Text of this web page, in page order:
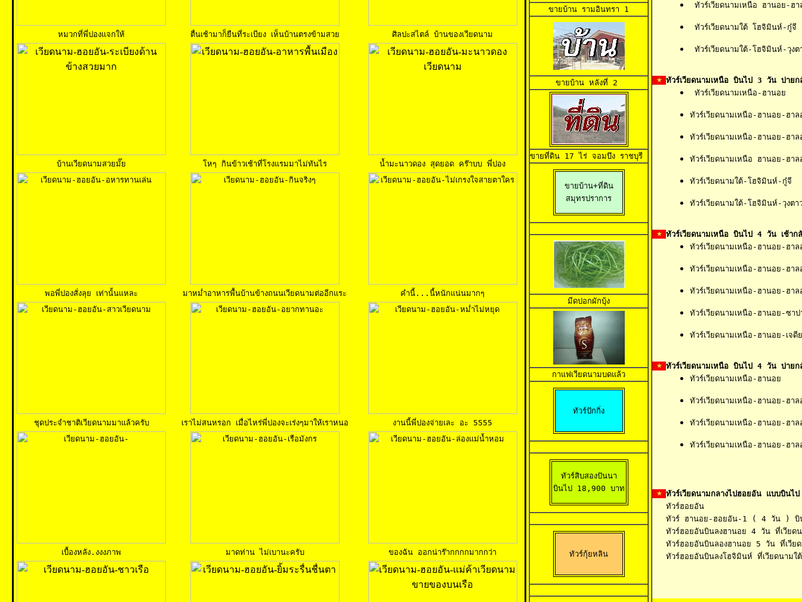
หมวกที่พี่ปองแจกให้ ตื่นเช้ามาก็ยืนที่ระเบียง เห็นบ้านตรงข้ามสวย ศิลปะสไตล์ บ้านของเวียดนาม
บ้านเวียดนามสวยมั๊ย โหๆ กินข้าวเช้าที่โรงแรมมาไม่ทันไร น้ำมะนาวดอง สุดยอด คร๊าบบ พี่ปอง
พอพี่ปองสั่งลุย เท่านั้นแหละ มาหม่ำอาหารพื้นบ้านข้างถนนเวียดนามต่ออีกแระ คำนี้...นี้หนักแน่นมากๆ
ชุดประจำชาติเวียดนามมาแล้วครับ เราไม่สนหรอก เมื่อไหร่พี่ปองจะเร่งๆมาให้เราหนอ งานนี้พี่ปองจ่ายเละ อะ 5555
เบื้องหลัง.งงงภาพ มาดท่าน ไม่เบานะครับ ของฉัน ออกน่าร๊ากกกกมากกว่า
ขายบ้าน รามอินทรา 1
ขายบ้าน หลังที่ 2
ขายที่ดิน 17 ไร่ จอมบึง ราชบุรี
ขายบ้าน+ที่ดิน
สมุทรปราการ
มีดปอกผักบุ้ง
กาแฟเวียดนามบดแล้ว
ทัวร์ปักกิ่ง
ทัวร์สิบสองปันนา
บินไป 18,900 บาท
ทัวร์กุ้ยหลิน
ทัวร์เวียดนามเหนือ ฮานอย-ฮา
ทัวร์เวียดนามใต้ โฮจิมินห์-กู๋จี
ทัวร์เวียดนามใต้-โฮจิมินห์-วุงต
ทัวร์เวียดนามเหนือ บินไป 3 วัน บ่ายก
ทัวร์เวียดนามเหนือ-ฮานอย
ทัวร์เวียดนามเหนือ-ฮานอย-ฮาล
ทัวร์เวียดนามเหนือ-ฮานอย-ฮาล
ทัวร์เวียดนามเหนือ ฮานอย-ฮาล
ทัวร์เวียดนามใต้-โฮจิมินห์-กู๋จี
ทัวร์เวียดนามใต้-โฮจิมินห์-วุงตา
ทัวร์เวียดนามเหนือ บินไป 4 วัน เช้ากลั
ทัวร์เวียดนามเหนือ-ฮานอย-ฮาล
ทัวร์เวียดนามเหนือ-ฮานอย-ฮาล
ทัวร์เวียดนามเหนือ-ฮานอย-ฮาล
ทัวร์เวียดนามเหนือ-ฮานอย-ซาป
ทัวร์เวียดนามเหนือ-ฮานอย-เจดี
ทัวร์เวียดนามเหนือ บินไป 4 วัน บ่ายก
ทัวร์เวียดนามเหนือ-ฮานอย
ทัวร์เวียดนามเหนือ-ฮานอย-ฮาล
ทัวร์เวียดนามเหนือ-ฮานอย-ฮาล
ทัวร์เวียดนามเหนือ-ฮานอย-ฮาล
ทัวร์เวียดนามกลางไปฮอยอัน แบบบินไป
ทัวร์ฮอยอัน
ทัวร์ ฮานอย-ฮอยอัน-1 ( 4 วัน ) บิ
ทัวร์ฮอยอันบินลงฮานอย 4 วัน ที่เวีย
ทัวร์ฮอยอันบินลองฮานอย 5 วัน ที่เวีย
ทัวร์ฮอยอันบินลงโฮจิมินห์ ที่เวียดนาม